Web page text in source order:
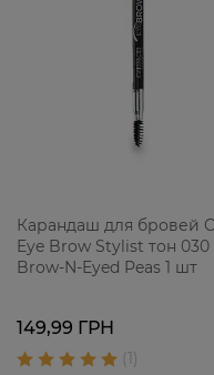
Карандаш для бровей
Eye Brow Stylist тон 030
Brow-N-Eyed Peas 1 шт
149,99 ГРН